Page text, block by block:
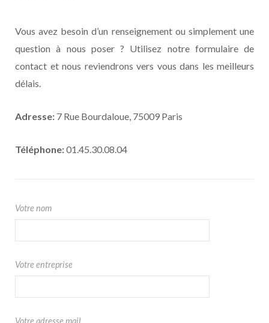
Vous avez besoin d’un renseignement ou simplement une
question à nous poser ? Utilisez notre formulaire de
contact et nous reviendrons vers vous dans les meilleurs
délais.
Adresse: 7 Rue Bourdaloue, 75009 Paris
Téléphone:01.45.30.08.04
Votre nom
Votre entreprise
Votre adresse mail